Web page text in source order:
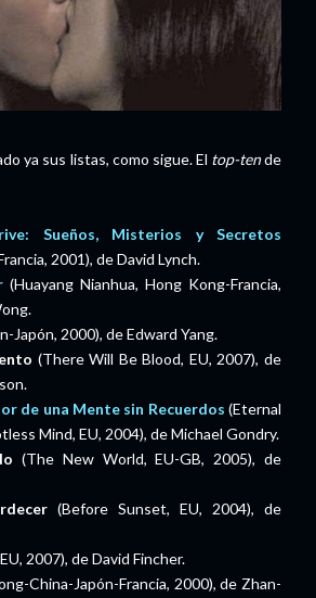
ya sus listas, como sigue. El top-tende
Sueños, Misterios y Secretos
2001), de David Lynch.
(Huayang Nianhua, Hong Kong-Francia,
Japón, 2000), de Edward Yang.
(There Will Be Blood, EU, 2007), de
de una Mente sin Recuerdos (Eternal
Mind, EU, 2004), de Michael Gondry.
(The New World, EU-GB, 2005), de
(Before Sunset, EU, 2004), de
2007), de David Fincher.
China-Japón-Francia, 2000), de Zhan-